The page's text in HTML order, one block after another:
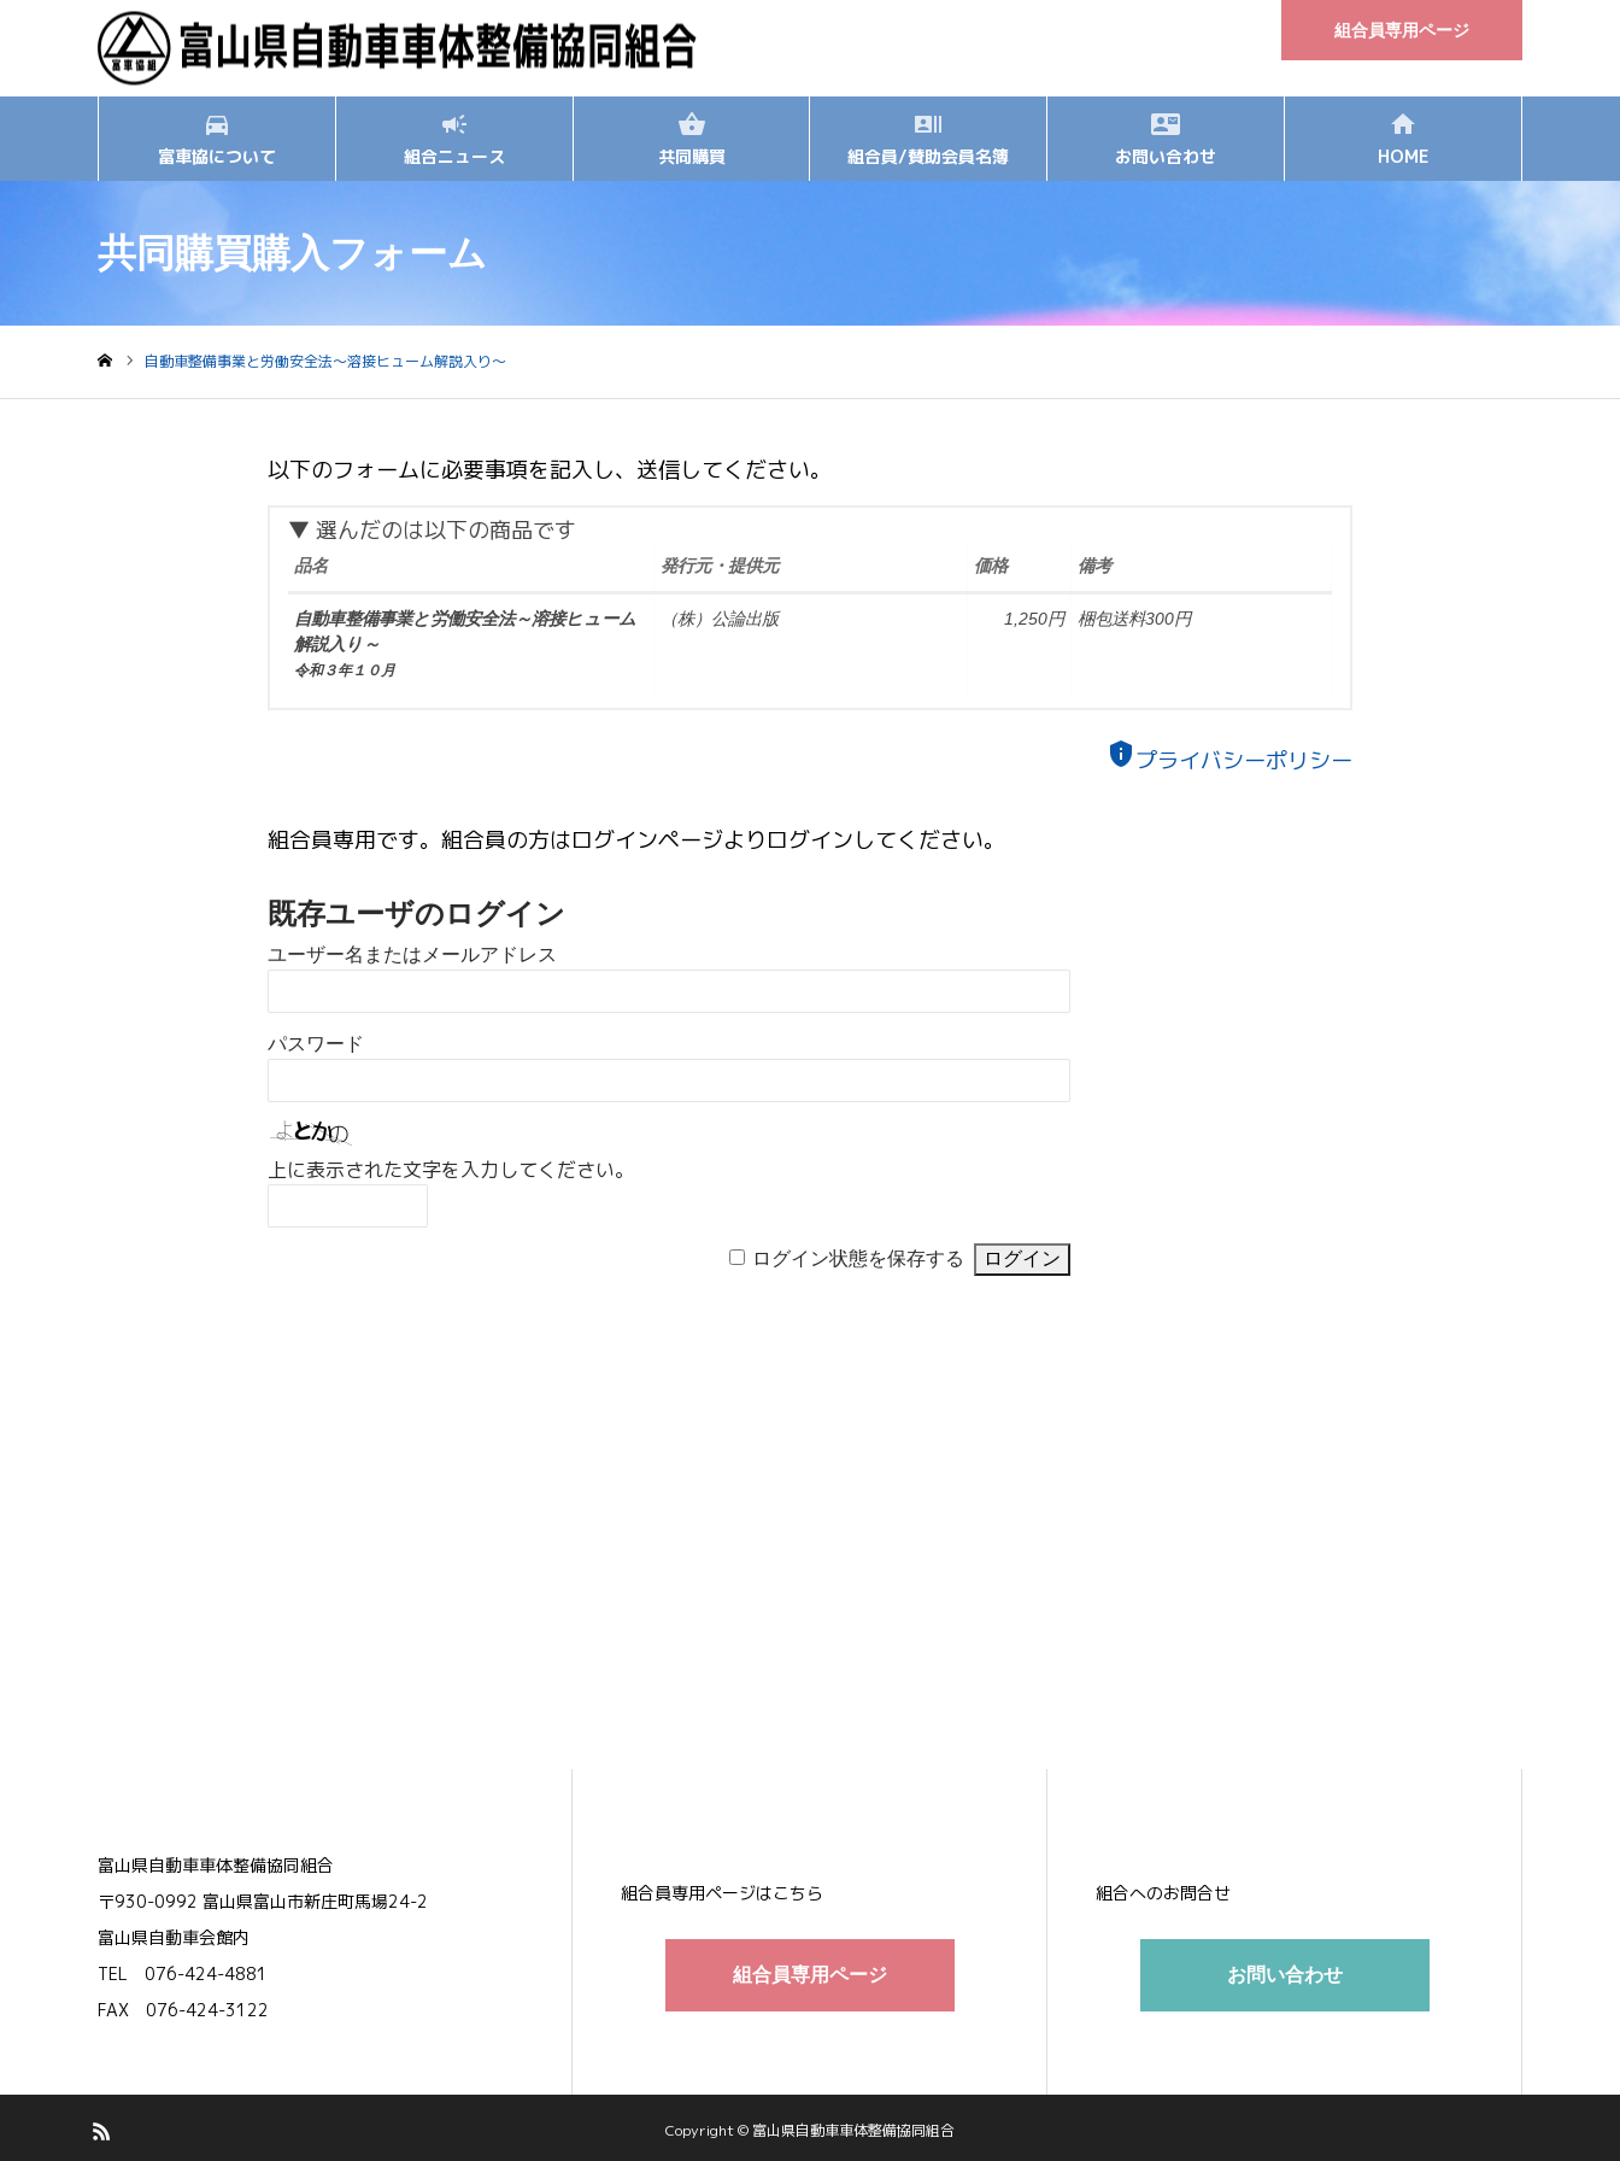
組合員専用ページ
富車協について 組合ニュース 共同購買 組合員/賛助会員名簿 お問い合わせ HOME
共同購買購入フォーム
自動車整備事業と労働安全法～溶接ヒューム解説入り～
以下のフォームに必要事項を記入し、送信してください。
▼ 選んだのは以下の商品です
品名 発行元・提供元 価格 備考
自動車整備事業と労働安全法～溶接ヒューム
解説入り～
令和３年１０月
（株）公論出版 1,250円 梱包送料300円
privacy_tipプライバシーポリシー
組合員専用です。組合員の方はログインページよりログインしてください。
既存ユーザのログイン
ユーザー名またはメールアドレス
パスワード
上に表示された文字を入力してください。
ログイン状態を保存する
富山県自動車車体整備協同組合
〒930-0992 富山県富山市新庄町馬場24-2
富山県自動車会館内
TEL 076-424-4881
FAX 076-424-3122
組合員専用ページはこちら
組合員専用ページ
組合へのお問合せ
お問い合わせ
Copyright © 富山県自動車車体整備協同組合